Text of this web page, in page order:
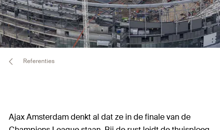
Referenties
Ajax Amsterdam denkt al dat ze in de finale van de